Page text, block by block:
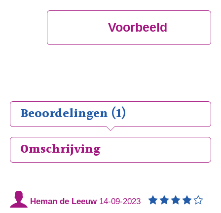
Voorbeeld
Beoordelingen (1)
Omschrijving
Heman de Leeuw 14-09-2023